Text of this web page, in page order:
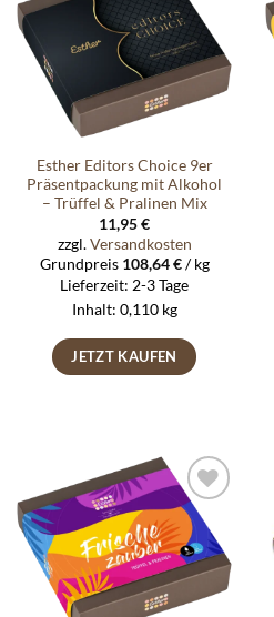
Auf die
Wunschliste
Esther Editors Choice 9er
Präsentpackung mit Alkohol
– Trüffel & Pralinen Mix
11,95€
zzgl.Versandkosten
Grundpreis 108,64€/kg
Lieferzeit: 2-3 Tage
Inhalt: 0,110 kg
JETZT KAUFEN
Auf die
Wunschliste